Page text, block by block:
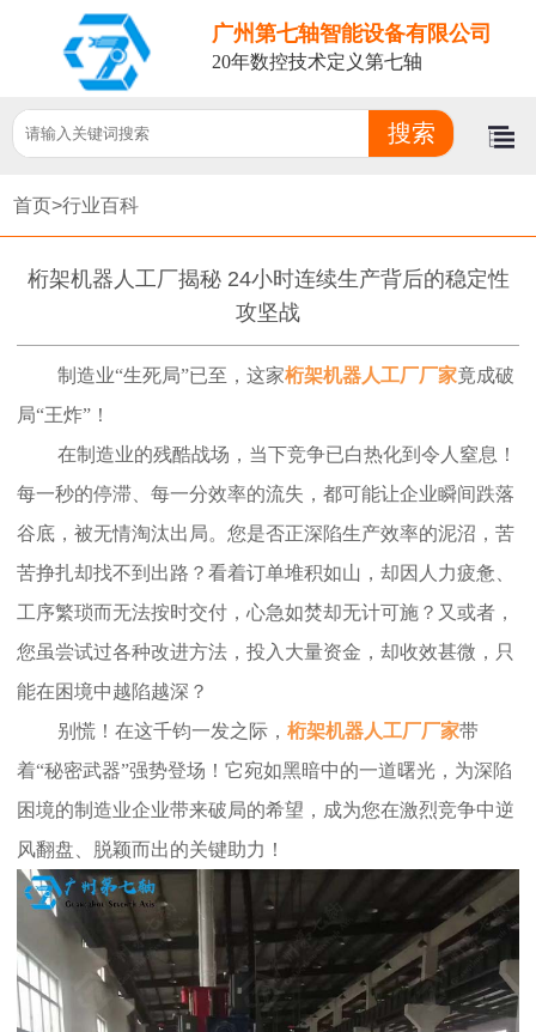
广州第七轴智能设备有限公司
20年数控技术定义第七轴
首页>行业百科
桁架机器人工厂揭秘 24小时连续生产背后的稳定性
攻坚战
制造业“生死局”已至，这家桁架机器人工厂厂家竟成破
局“王炸”！
在制造业的残酷战场，当下竞争已白热化到令人窒息！
每一秒的停滞、每一分效率的流失，都可能让企业瞬间跌落
谷底，被无情淘汰出局。您是否正深陷生产效率的泥沼，苦
苦挣扎却找不到出路？看着订单堆积如山，却因人力疲惫、
工序繁琐而无法按时交付，心急如焚却无计可施？又或者，
您虽尝试过各种改进方法，投入大量资金，却收效甚微，只
能在困境中越陷越深？
别慌！在这千钧一发之际， 桁架机器人工厂厂家带
着“秘密武器”强势登场！它宛如黑暗中的一道曙光，为深陷
困境的制造业企业带来破局的希望，成为您在激烈竞争中逆
风翻盘、脱颖而出的关键助力！